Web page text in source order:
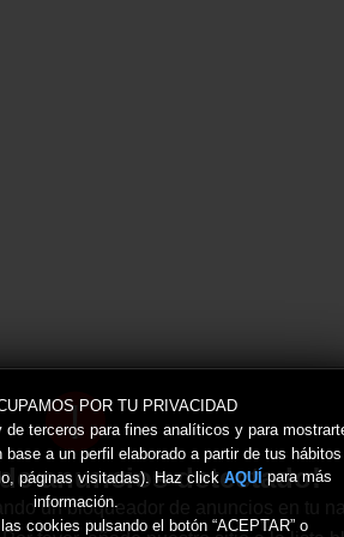
!
anuncios detectado!
un bloqueador de anuncios en tu
POR TU PRIVACIDAD
terceros para fines analíticos y para
base a un perfil elaborado a partir de tus hábitos
páginas visitadas). Haz click AQUÍ para más
información.
cookies pulsando el botón “ACEPTAR” o